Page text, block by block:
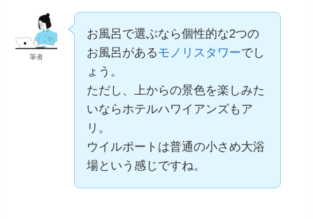
筆者
お風呂で選ぶなら個性的な2つの
お風呂があるモノリスタワーでし
ょう。
ただし、上からの景色を楽しみた
いならホテルハワイアンズもア
リ。
ウイルポートは普通の小さめ大浴
場という感じですね。